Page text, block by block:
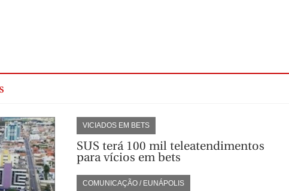
VICIADOS EM BETS
SUS terá 100 mil teleatendimentos
para vícios em bets
COMUNICAÇÃO / EUNÁPOLIS